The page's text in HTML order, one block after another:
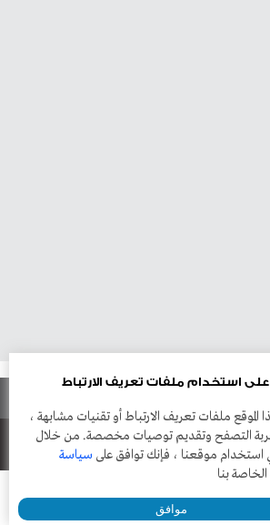
على استخدام ملفات تعريف الارتباط
ملفات تعريف الارتباط أو تقنيات مشابهة ،
التصفح وتقديم توصيات مخصصة. من خلال
استخدام موقعنا ، فإنك توافق على سياسة
الخاصة بنا
موافق